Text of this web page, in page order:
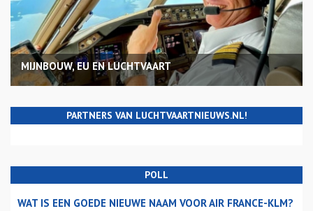
MIJNBOUW, EU EN LUCHTVAART
PARTNERS VAN LUCHTVAARTNIEUWS.NL!
POLL
WAT IS EEN GOEDE NIEUWE NAAM VOOR AIR FRANCE-KLM?